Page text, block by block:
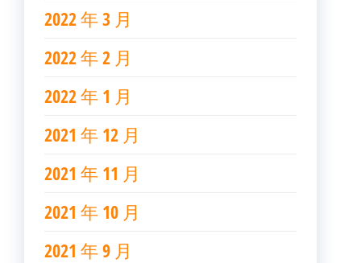
2022 年 3 月
2022 年 2 月
2022 年 1 月
2021 年 12 月
2021 年 11 月
2021 年 10 月
2021 年 9 月